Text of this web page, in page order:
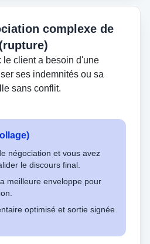
complexe de
le client a besoin d'une
ses indemnités ou sa
sans conflit.
négociation et vous avez
le discours final.
meilleure enveloppe pour
optimisé et sortie signée